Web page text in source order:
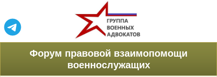
Форум правовой взаимопомощи
военнослужащих